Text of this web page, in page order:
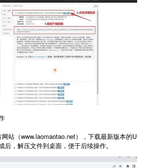
站（www.laomaotao.net），下载最新版本的U
，解压文件到桌面，便于后续操作。